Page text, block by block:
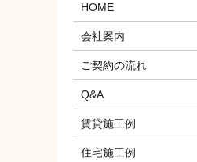
HOME
会社案内
ご契約の流れ
Q&A
賃貸施工例
住宅施工例